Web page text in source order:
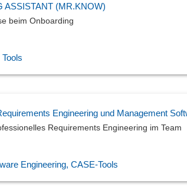
ASSISTANT (MR.KNOW)
beim Onboarding
Engineering und Management
Requirements Engineering im Team
Engineering, CASE-Tools